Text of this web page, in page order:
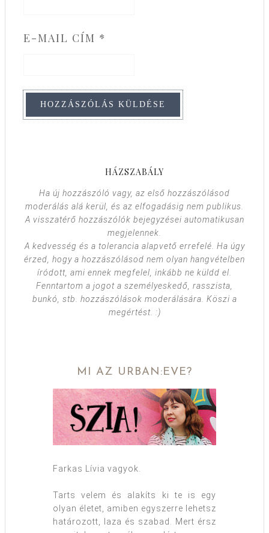
E-MAIL CÍM *
HÁZSZABÁLY
Ha új hozzászóló vagy, az első hozzászólásod
moderálás alá kerül, és az elfogadásig nem publikus.
A visszatérő hozzászólók bejegyzései automatikusan
megjelennek.
A kedvesség és a tolerancia alapvető errefelé. Ha úgy
érzed, hogy a hozzászólásod nem olyan hangvételben
íródott, ami ennek megfelel, inkább ne küldd el.
Fenntartom a jogot a személyeskedő, rasszista,
bunkó, stb. hozzászólások moderálására. Köszi a
megértést. :)
MI AZ URBAN:EVE?
Farkas Lívia vagyok.
Tarts velem és alakíts ki te is egy
olyan életet, amiben egyszerre lehetsz
határozott, laza és szabad. Mert érsz